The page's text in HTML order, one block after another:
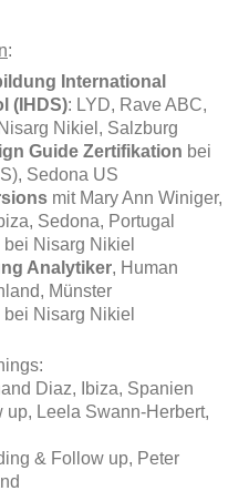
:
International
(IHDS): LYD, Rave ABC,
Nikiel, Salzburg
Guide Zertifikation bei
Sedona US
mit Mary Ann Winiger,
Sedona, Portugal
Nisarg Nikiel
Analytiker, Human
Münster
Nisarg Nikiel
Diaz, Ibiza, Spanien
Leela Swann-Herbert,
& Follow up, Peter